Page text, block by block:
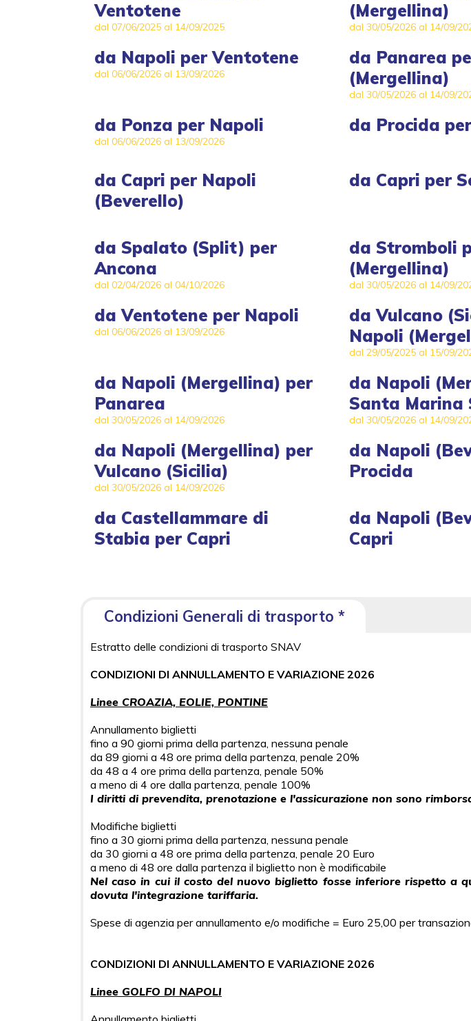
Ventotene
dal 07/06/2025 al 14/09/2025
(Mergellina)
dal 30/05/2026 al 14/09/
da Napoli perVentotene
dal 06/06/2026 al 13/09/2026
da Panarea
(Mergellina)
dal 30/05/2026 al 14/09/
da Ponza per Napoli
dal 06/06/2026 al 13/09/2026
da Procida per
da Capri per Napoli
(Beverello)
da Capri per
da Spalato (Split) per
Ancona
dal 02/04/2026 al 04/10/2026
da Stromboli
(Mergellina)
dal 30/05/2026 al 14/09/
daVentotene per Napoli
dal 06/06/2026 al 13/09/2026
daVulcano
Napoli
dal 29/05/2025 al 15/09/
da Napoli (Mergellina) per
Panarea
dal 30/05/2026 al 14/09/2026
da Napoli
Santa Marina
dal 30/05/2026 al 14/09/
da Napoli (Mergellina) per
Vulcano (Sicilia)
dal 30/05/2026 al 14/09/2026
da Napoli
Procida
da Castellammare di
Stabia per Capri
da Napoli
Capri
Condizioni Generali di trasporto *
Estratto delle condizioni di trasporto SNAV
CONDIZIONI DI ANNULLAMENTO E VARIAZIONE 2026
Linee CROAZIA, EOLIE, PONTINE
Annullamento biglietti
fino a 90 giorni prima della partenza, nessuna penale
da 89 giorni a 48 ore prima della partenza, penale 20%
da 48 a 4 ore prima della partenza, penale 50%
a meno di 4 ore dalla partenza, penale 100%
I diritti di prevendita, prenotazione e l'assicurazione non sono
Modifiche biglietti
fino a 30 giorni prima della partenza, nessuna penale
da 30 giorni a 48 ore prima della partenza, penale 20 Euro
a meno di 48 ore dalla partenza il biglietto non è modificabile
Nel caso in cui il costo del nuovo biglietto fosse inferiore rispetto a
dovuta l'integrazione tariffaria.
Spese di agenzia per annullamento e/o modifiche = Euro 25,00 per
CONDIZIONI DI ANNULLAMENTO E VARIAZIONE 2026
Linee GOLFO DI NAPOLI